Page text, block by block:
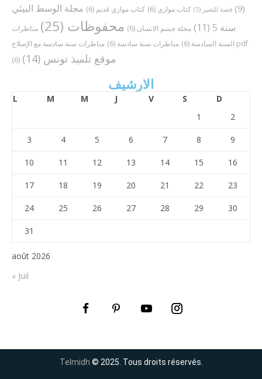
(9)
قصة للتعبير (5) كتاب موازي (6) كتاب موازي قديم (6)
مجلة الوسط البيئي
سنة 5
(11) مجلة جسم الانسان (6) محفوظات (25)
مناظرات
السنة السادسة (6) مناظرات سنة سادسة (6)
مناظرات سنة سادسة مع الإصلاح pdf
(6)
موقع تلميذ تونس (14)
الارشيف
août 2026
L M M J V S
D
1
2
3 4 5 6 7 8 9
10 11 12 13 14 15 16
17 18 19 20 21 22 23
24 25 26 27 28 29 30
31
« Juil
Telmidh © 2025. Tous droits réservés.